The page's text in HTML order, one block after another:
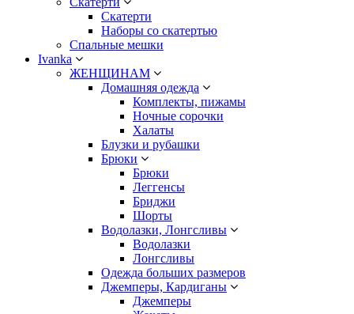
Скатерти
Наборы со скатертью
Спальные мешки
Ivanka
ЖЕНЩИНАМ
Домашняя одежда
Комплекты, пижамы
Ночные сорочки
Халаты
Блузки и рубашки
Брюки
Брюки
Леггенсы
Бриджи
Шорты
Водолазки, Лонгсливы
Водолазки
Лонгсливы
Одежда больших размеров
Джемперы, Кардиганы
Джемперы